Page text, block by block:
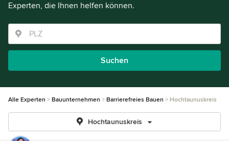
Experten, die Ihnen helfen können.
Suchen
Alle Experten Bauunternehmen Barrierefreies Bauen Hochtaunuskreis
Hochtaunuskreis